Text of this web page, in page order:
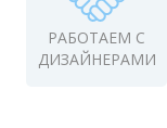
РАБОТАЕМ С
ДИЗАЙНЕРАМИ